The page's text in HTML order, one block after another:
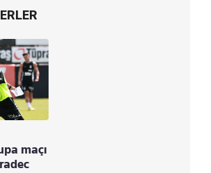
maçı